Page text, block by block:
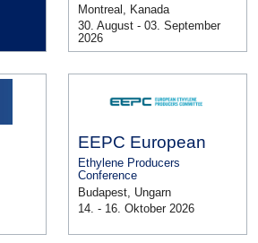
Montreal, Kanada
30. August - 03. September
2026
EEPC European
Ethylene Producers
Conference
Budapest, Ungarn
14. - 16. Oktober 2026